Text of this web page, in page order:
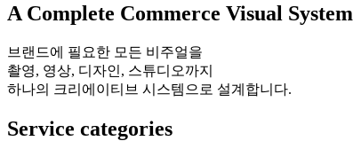
A Complete Commerce Visual System
브랜드에 필요한 모든 비주얼을
촬영, 영상, 디자인, 스튜디오까지
하나의 크리에이티브 시스템으로 설계합니다.
Service categories